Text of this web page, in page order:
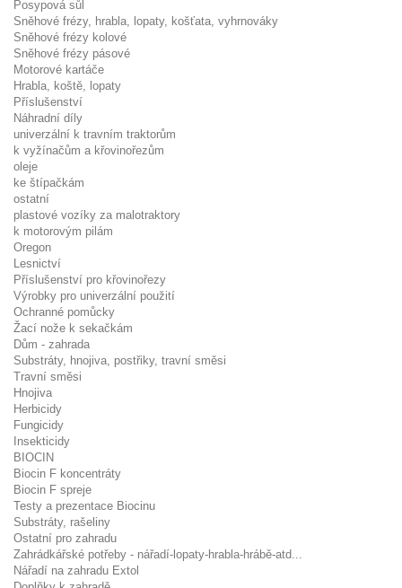
Posypová sůl
Sněhové frézy, hrabla, lopaty, košťata, vyhrnováky
Sněhové frézy kolové
Sněhové frézy pásové
Motorové kartáče
Hrabla, koště, lopaty
Příslušenství
Náhradní díly
univerzální k travním traktorům
k vyžínačům a křovinořezům
oleje
ke štípačkám
ostatní
plastové vozíky za malotraktory
k motorovým pilám
Oregon
Lesnictví
Příslušenství pro křovinořezy
Výrobky pro univerzální použití
Ochranné pomůcky
Žací nože k sekačkám
Dům - zahrada
Substráty, hnojiva, postřiky, travní směsi
Travní směsi
Hnojiva
Herbicidy
Fungicidy
Insekticidy
BIOCIN
Biocin F koncentráty
Biocin F spreje
Testy a prezentace Biocinu
Substráty, rašeliny
Ostatní pro zahradu
Zahrádkářské potřeby - nářadí-lopaty-hrabla-hrábě-atd...
Nářadí na zahradu Extol